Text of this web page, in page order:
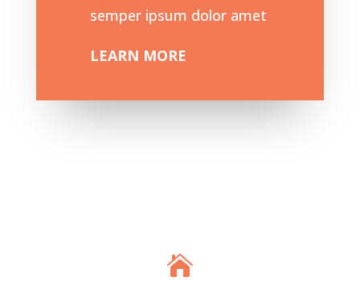
semper ipsum dolor amet
LEARN MORE
